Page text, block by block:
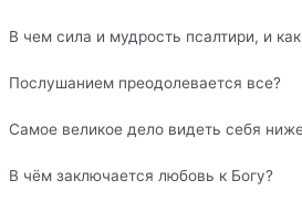
В чем сила и мудрость псалтири, и как
Послушанием преодолевается все?
Самое великое дело видеть себя
В чём заключается любовь к Богу?